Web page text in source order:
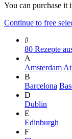
You can purchase it
Continue to free
#
80 Rezepte
A
Amsterdam
B
Barcelona
D
Dublin
E
Edinburgh
F